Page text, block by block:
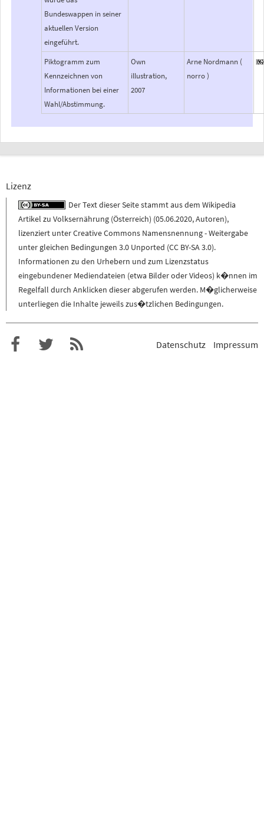
Bundeswappen in seiner
aktuellen Version
eingeführt.
Piktogramm zum
Kennzeichnen von
Informationen bei einer
Wahl/Abstimmung.
Own
illustration,
2007
Arne Nordmann (
norro )
Lizenz
Der Text dieser Seite stammt aus dem Wikipedia
Artikel zu Volksernährung (Österreich) (05.06.2020,Autoren),
lizenziert unterCreative Commons Namensnennung - Weitergabe
unter gleichen Bedingungen 3.0 Unported (CC BY-SA 3.0).
Informationen zu den Urhebern und zum Lizenzstatus
eingebundener Mediendateien (etwa Bilder oder Videos) k�nnen im
Regelfall durch Anklicken dieser abgerufen werden. M�glicherweise
unterliegen die Inhalte jeweils zus�tzlichen Bedingungen.
Datenschutz Impressum